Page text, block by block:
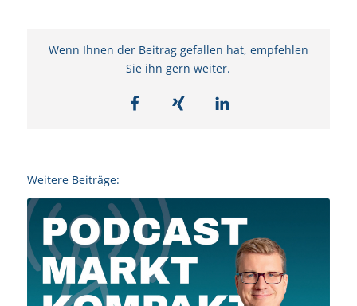
Wenn Ihnen der Beitrag gefallen hat, empfehlen
Sie ihn gern weiter.
Weitere Beiträge: